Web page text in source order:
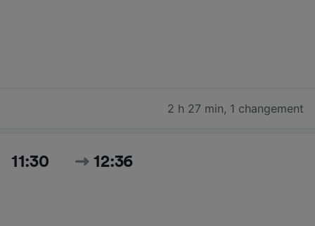
2 h 27 min, 1 changement
11:30 12:36